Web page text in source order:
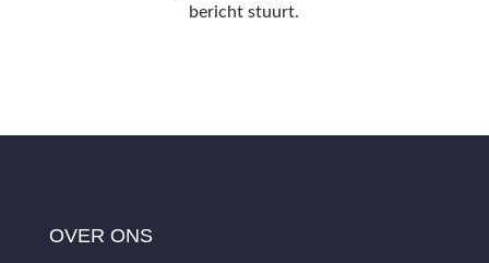
bericht stuurt.
OVER ONS